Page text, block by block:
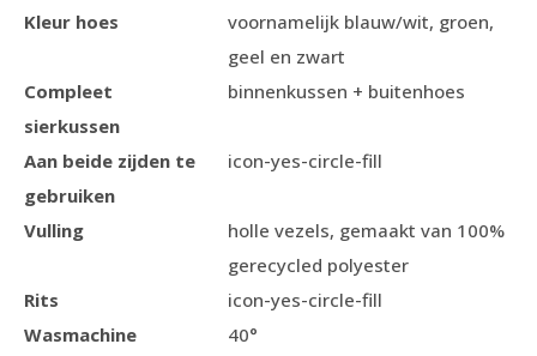
Kleur hoes
voornamelijk blauw/wit, groen,
geel en zwart
Compleet
sierkussen
binnenkussen + buitenhoes
Aan beide zijden te
gebruiken
icon-yes-circle-fill
Vulling
holle vezels, gemaakt van 100%
gerecycled polyester
Rits
icon-yes-circle-fill
Wasmachine
40°